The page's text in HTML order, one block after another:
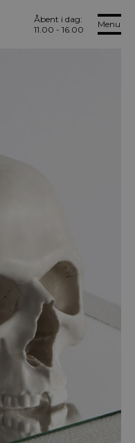
Åbent i dag:
11.00 - 16.00
Menu